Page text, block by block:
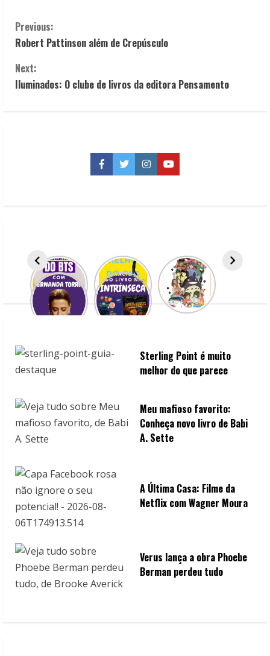
C
o
n
n
Previous:
Robert Pattinson além de Crepúsculo
Next:
Iluminados: O clube de livros da editora Pensamento
Facebook
TwitterInstagramYouTube
Sterling Point é muito
melhor do que parece
Meu mafioso favorito:
Conheça novo livro de Babi
A. Sette
A Última Casa: Filme da
Netflix com Wagner Moura
Verus lança a obra Phoebe
Berman perdeu tudo